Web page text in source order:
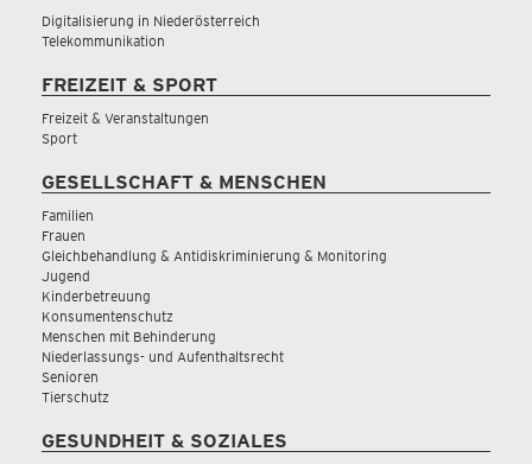
Digitalisierung in Niederösterreich
Telekommunikation
FREIZEIT & SPORT
Freizeit & Veranstaltungen
Sport
GESELLSCHAFT & MENSCHEN
Familien
Frauen
Gleichbehandlung & Antidiskriminierung & Monitoring
Jugend
Kinderbetreuung
Konsumentenschutz
Menschen mit Behinderung
Niederlassungs- und Aufenthaltsrecht
Senioren
Tierschutz
GESUNDHEIT & SOZIALES